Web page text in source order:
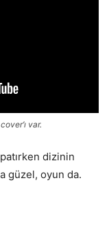
var.
dizinin
güzel, oyun da.